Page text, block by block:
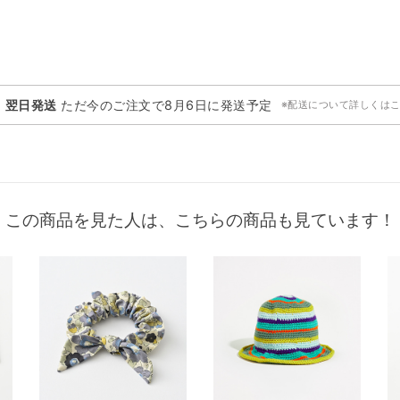
翌日発送 ただ今のご注文で8月6日に発送予定 ※配送について詳しくは
この商品を見た人は、こちらの商品も見ています！